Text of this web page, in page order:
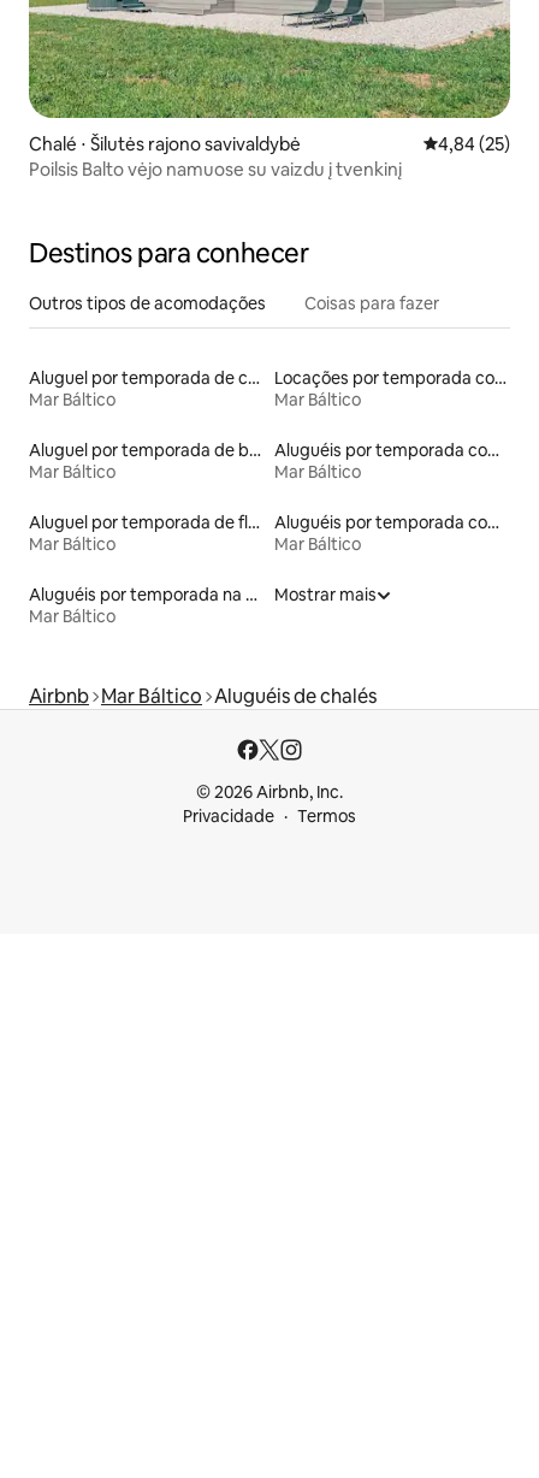
Chalé ⋅ Šilutės rajono savivaldybė 4,84 de uma
4,84 (25)
Poilsis Balto vėjo namuose su vaizdu į tvenkinį
Destinos para conhecer
Outros tipos de acomodações Coisas para fazer
Aluguel por temporada de casas de hóspedes
Mar Báltico
Locações por temporada com piscina
Mar Báltico
Aluguel por temporada de barcos
Mar Báltico
Aluguéis por temporada com sauna
Mar Báltico
Aluguel por temporada de flats
Mar Báltico
Aluguéis por temporada com café da manhã
Mar Báltico
Aluguéis por temporada na orla
Mar Báltico
Mostrar mais
Airbnb Mar Báltico Aluguéis de chalés
© 2026 Airbnb, Inc.
Privacidade
Termos